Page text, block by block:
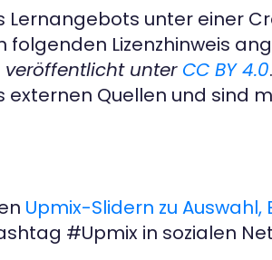
unter einer
folgenden Lizenzhinweis
veröffentlicht unter CC BY 4.0.
Quellen und sind
Upmix-Slidern zu
#Upmix in sozialen